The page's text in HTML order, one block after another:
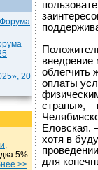
20
5%
>>
внедрение
облегчить
оплаты
страны», –
Еловская.
хотя в
для